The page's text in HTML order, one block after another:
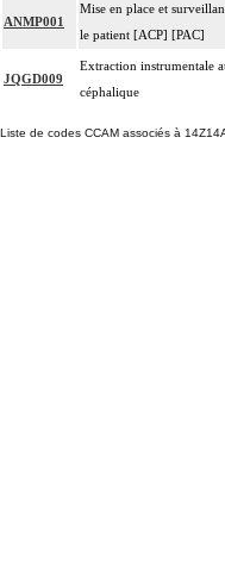
ANMP001
Mise en place et
le patient [ACP] [PAC]
JQGD009
Extraction instrumentale
céphalique
Liste de codes CCAM associés à